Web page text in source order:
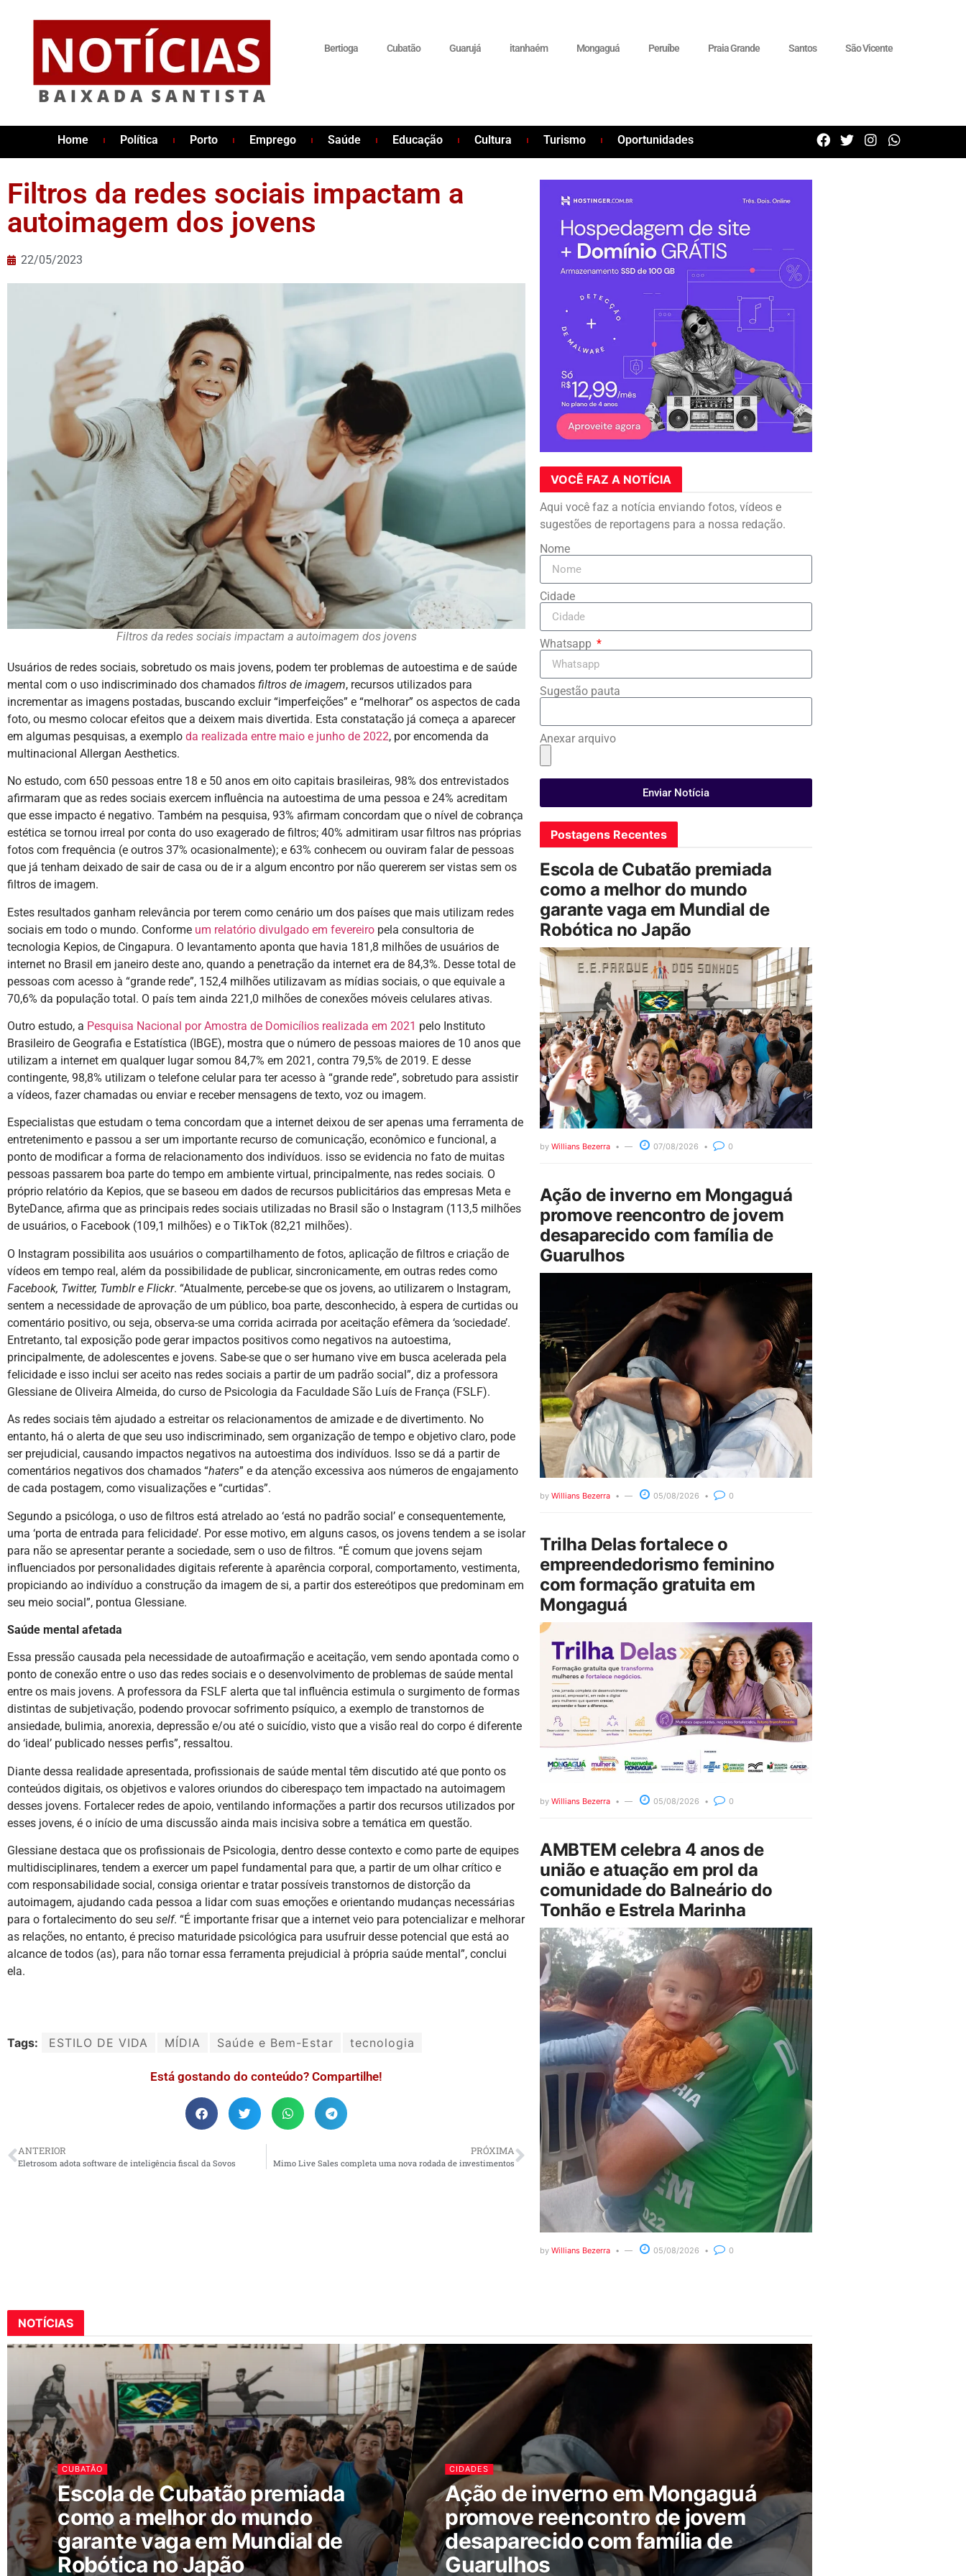
Bertioga Cubatão Guarujá itanhaém Mongaguá Peruíbe Praia Grande Santos São Vicente
Home Política Porto Emprego Saúde Educação Cultura Turismo Oportunidades
Filtros da redes sociais impactam a
autoimagem dos jovens
22/05/2023
Filtros da redes sociais impactam a autoimagem dos jovens
Usuários de redes sociais, sobretudo os mais jovens, podem ter problemas de autoestima e de saúde
mental com o uso indiscriminado dos chamados filtros de imagem, recursos utilizados para
incrementar as imagens postadas, buscando excluir “imperfeições” e “melhorar” os aspectos de cada
foto, ou mesmo colocar efeitos que a deixem mais divertida. Esta constatação já começa a aparecer
em algumas pesquisas, a exemplo da realizada entre maio e junho de 2022, por encomenda da
multinacional Allergan Aesthetics.
No estudo, com 650 pessoas entre 18 e 50 anos em oito capitais brasileiras, 98% dos entrevistados
afirmaram que as redes sociais exercem influência na autoestima de uma pessoa e 24% acreditam
que esse impacto é negativo. Também na pesquisa, 93% afirmam concordam que o nível de cobrança
estética se tornou irreal por conta do uso exagerado de filtros; 40% admitiram usar filtros nas próprias
fotos com frequência (e outros 37% ocasionalmente); e 63% conhecem ou ouviram falar de pessoas
que já tenham deixado de sair de casa ou de ir a algum encontro por não quererem ser vistas sem os
filtros de imagem.
Estes resultados ganham relevância por terem como cenário um dos países que mais utilizam redes
sociais em todo o mundo. Conforme um relatório divulgado em fevereiro pela consultoria de
tecnologia Kepios, de Cingapura. O levantamento aponta que havia 181,8 milhões de usuários de
internet no Brasil em janeiro deste ano, quando a penetração da internet era de 84,3%. Desse total de
pessoas com acesso à “grande rede”, 152,4 milhões utilizavam as mídias sociais, o que equivale a
70,6% da população total. O país tem ainda 221,0 milhões de conexões móveis celulares ativas.
Outro estudo, a Pesquisa Nacional por Amostra de Domicílios realizada em 2021 pelo Instituto
Brasileiro de Geografia e Estatística (IBGE), mostra que o número de pessoas maiores de 10 anos que
utilizam a internet em qualquer lugar somou 84,7% em 2021, contra 79,5% de 2019. E desse
contingente, 98,8% utilizam o telefone celular para ter acesso à “grande rede”, sobretudo para assistir
a vídeos, fazer chamadas ou enviar e receber mensagens de texto, voz ou imagem.
Especialistas que estudam o tema concordam que a internet deixou de ser apenas uma ferramenta de
entretenimento e passou a ser um importante recurso de comunicação, econômico e funcional, a
ponto de modificar a forma de relacionamento dos indivíduos. isso se evidencia no fato de muitas
pessoas passarem boa parte do tempo em ambiente virtual, principalmente, nas redes sociais. O
próprio relatório da Kepios, que se baseou em dados de recursos publicitários das empresas Meta e
ByteDance, afirma que as principais redes sociais utilizadas no Brasil são o Instagram (113,5 milhões
de usuários, o Facebook (109,1 milhões) e o TikTok (82,21 milhões).
O Instagram possibilita aos usuários o compartilhamento de fotos, aplicação de filtros e criação de
vídeos em tempo real, além da possibilidade de publicar, sincronicamente, em outras redes como
Facebook, Twitter, Tumblr e Flickr. “Atualmente, percebe-se que os jovens, ao utilizarem o Instagram,
sentem a necessidade de aprovação de um público, boa parte, desconhecido, à espera de curtidas ou
comentário positivo, ou seja, observa-se uma corrida acirrada por aceitação efêmera da ‘sociedade’.
Entretanto, tal exposição pode gerar impactos positivos como negativos na autoestima,
principalmente, de adolescentes e jovens. Sabe-se que o ser humano vive em busca acelerada pela
felicidade e isso inclui ser aceito nas redes sociais a partir de um padrão social”, diz a professora
Glessiane de Oliveira Almeida, do curso de Psicologia da Faculdade São Luís de França (FSLF).
As redes sociais têm ajudado a estreitar os relacionamentos de amizade e de divertimento. No
entanto, há o alerta de que seu uso indiscriminado, sem organização de tempo e objetivo claro, pode
ser prejudicial, causando impactos negativos na autoestima dos indivíduos. Isso se dá a partir de
comentários negativos dos chamados “haters” e da atenção excessiva aos números de engajamento
de cada postagem, como visualizações e “curtidas”.
Segundo a psicóloga, o uso de filtros está atrelado ao ‘está no padrão social’ e consequentemente,
uma ‘porta de entrada para felicidade’. Por esse motivo, em alguns casos, os jovens tendem a se isolar
para não se apresentar perante a sociedade, sem o uso de filtros. “É comum que jovens sejam
influenciados por personalidades digitais referente à aparência corporal, comportamento, vestimenta,
propiciando ao indivíduo a construção da imagem de si, a partir dos estereótipos que predominam em
seu meio social”, pontua Glessiane.
Saúde mental afetada
Essa pressão causada pela necessidade de autoafirmação e aceitação, vem sendo apontada como o
ponto de conexão entre o uso das redes sociais e o desenvolvimento de problemas de saúde mental
entre os mais jovens. A professora da FSLF alerta que tal influência estimula o surgimento de formas
distintas de subjetivação, podendo provocar sofrimento psíquico, a exemplo de transtornos de
ansiedade, bulimia, anorexia, depressão e/ou até o suicídio, visto que a visão real do corpo é diferente
do ‘ideal’ publicado nesses perfis”, ressaltou.
Diante dessa realidade apresentada, profissionais de saúde mental têm discutido até que ponto os
conteúdos digitais, os objetivos e valores oriundos do ciberespaço tem impactado na autoimagem
desses jovens. Fortalecer redes de apoio, ventilando informações a partir dos recursos utilizados por
esses jovens, é o início de uma discussão ainda mais incisiva sobre a temática em questão.
Glessiane destaca que os profissionais de Psicologia, dentro desse contexto e como parte de equipes
multidisciplinares, tendem a exercer um papel fundamental para que, a partir de um olhar crítico e
com responsabilidade social, consiga orientar e tratar possíveis transtornos de distorção da
autoimagem, ajudando cada pessoa a lidar com suas emoções e orientando mudanças necessárias
para o fortalecimento do seu self. “É importante frisar que a internet veio para potencializar e melhorar
as relações, no entanto, é preciso maturidade psicológica para usufruir desse potencial que está ao
alcance de todos (as), para não tornar essa ferramenta prejudicial à própria saúde mental”, conclui
ela.
Tags: ESTILO DE VIDA MÍDIA Saúde e Bem-Estar tecnologia
Está gostando do conteúdo? Compartilhe!
ANTERIOR
Eletrosom adota software de inteligência fiscal da Sovos
PRÓXIMA
Mimo Live Sales completa uma nova rodada de investimentos
VOCÊ FAZ A NOTÍCIA
Aqui você faz a notícia enviando fotos, vídeos e
sugestões de reportagens para a nossa redação.
Nome
Cidade
Whatsapp
Sugestão pauta
Anexar arquivo
Enviar Notícia
Postagens Recentes
Escola de Cubatão premiada
como a melhor do mundo
garante vaga em Mundial de
Robótica no Japão
by Willians Bezerra 07/08/2026 0
Ação de inverno em Mongaguá
promove reencontro de jovem
desaparecido com família de
Guarulhos
by Willians Bezerra 05/08/2026 0
Trilha Delas fortalece o
empreendedorismo feminino
com formação gratuita em
Mongaguá
by Willians Bezerra 05/08/2026 0
AMBTEM celebra 4 anos de
união e atuação em prol da
comunidade do Balneário do
Tonhão e Estrela Marinha
by Willians Bezerra 05/08/2026 0
NOTÍCIAS
CUBATÃO
Escola de Cubatão premiada
como a melhor do mundo
garante vaga em Mundial de
Robótica no Japão
CIDADES
Ação de inverno em Mongaguá
promove reencontro de jovem
desaparecido com família de
Guarulhos